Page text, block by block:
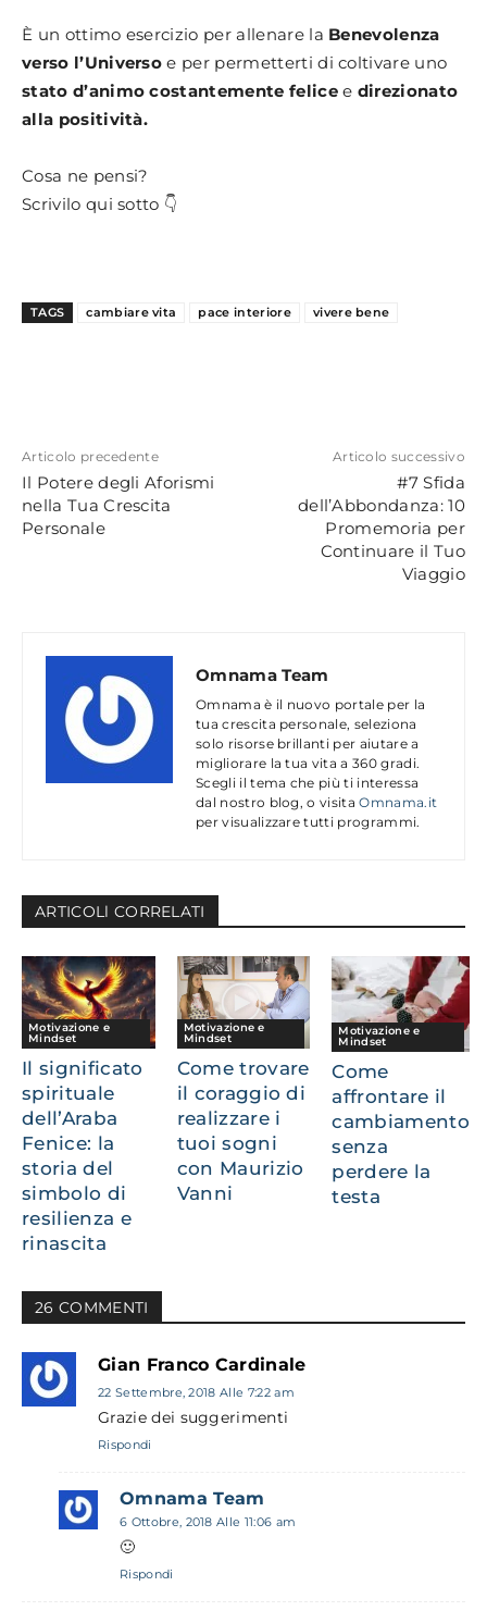
È un ottimo esercizio per allenare la Benevolenza
verso l’Universo e per permetterti di coltivare uno
stato d’animo costantemente felicee direzionato
alla positività.
Cosa ne pensi?
Scrivilo qui sotto 👇
TAGS cambiare vita pace interiore vivere bene
Articolo precedente
Il Potere degli Aforismi
nella Tua Crescita
Personale
Articolo successivo
#7 Sfida
dell’Abbondanza: 10
Promemoria per
Continuare il Tuo
Viaggio
Omnama Team
Omnama è il nuovo portale per la
tua crescita personale, seleziona
solo risorse brillanti per aiutare a
migliorare la tua vita a 360 gradi.
Scegli il tema che più ti interessa
dal nostro blog, o visitaOmnama.it
per visualizzare tutti programmi.
ARTICOLl CORRELATI
Motivazione e
Mindset
Il significato
spirituale
dell’Araba
Fenice: la
storia del
simbolo di
resilienza e
rinascita
Motivazione e
Mindset
Come trovare
il coraggio di
realizzare i
tuoi sogni
con Maurizio
Vanni
Motivazione e
Mindset
Come
affrontare il
cambiamento
senza
perdere la
testa
26 COMMENTI
Gian Franco Cardinale
22 Settembre, 2018 Alle 7:22 am
Grazie dei suggerimenti
Rispondi
Omnama Team
6 Ottobre, 2018 Alle 11:06 am
🙂
Rispondi